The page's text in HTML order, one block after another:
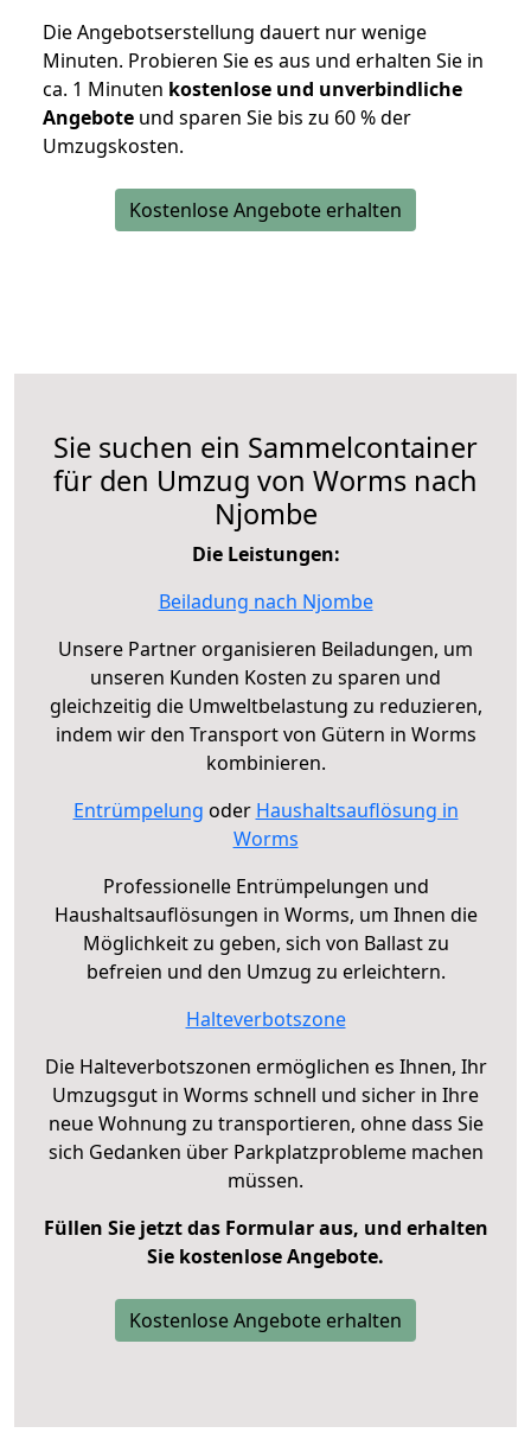
Die Angebotserstellung dauert nur wenige
Minuten. Probieren Sie es aus und erhalten Sie in
ca. 1 Minuten kostenlose und unverbindliche
Angebote und sparen Sie bis zu 60 % der
Umzugskosten.
Kostenlose Angebote erhalten
Sie suchen ein Sammelcontainer
für den Umzug von Worms nach
Njombe
Die Leistungen:
Beiladung nach Njombe
Unsere Partner organisieren Beiladungen, um
unseren Kunden Kosten zu sparen und
gleichzeitig die Umweltbelastung zu reduzieren,
indem wir den Transport von Gütern in Worms
kombinieren.
Entrümpelung oder Haushaltsauflösung in
Worms
Professionelle Entrümpelungen und
Haushaltsauflösungen in Worms, um Ihnen die
Möglichkeit zu geben, sich von Ballast zu
befreien und den Umzug zu erleichtern.
Halteverbotszone
Die Halteverbotszonen ermöglichen es Ihnen, Ihr
Umzugsgut in Worms schnell und sicher in Ihre
neue Wohnung zu transportieren, ohne dass Sie
sich Gedanken über Parkplatzprobleme machen
müssen.
Füllen Sie jetzt das Formular aus, und erhalten
Sie kostenlose Angebote.
Kostenlose Angebote erhalten